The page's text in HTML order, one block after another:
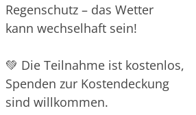
Regenschutz – das Wetter
kann wechselhaft sein!
💚 Die Teilnahme ist kostenlos,
Spenden zur Kostendeckung
sind willkommen.